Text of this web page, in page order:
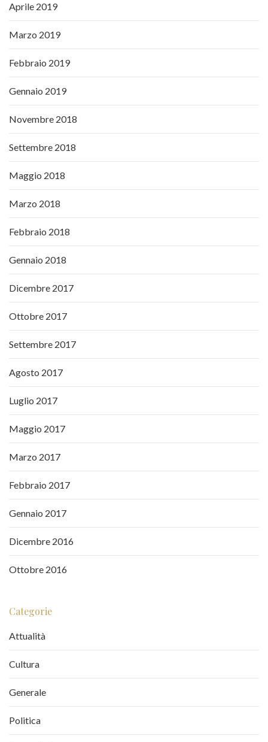
Aprile 2019
Marzo 2019
Febbraio 2019
Gennaio 2019
Novembre 2018
Settembre 2018
Maggio 2018
Marzo 2018
Febbraio 2018
Gennaio 2018
Dicembre 2017
Ottobre 2017
Settembre 2017
Agosto 2017
Luglio 2017
Maggio 2017
Marzo 2017
Febbraio 2017
Gennaio 2017
Dicembre 2016
Ottobre 2016
Categorie
Attualità
Cultura
Generale
Politica